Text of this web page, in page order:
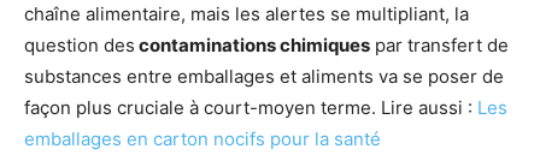
chaîne alimentaire, mais les alertes se multipliant, la
question des contaminations chimiques par transfert de
substances entre emballages et aliments va se poser de
façon plus cruciale à court-moyen terme. Lire aussi : Les
emballages en carton nocifs pour la santé